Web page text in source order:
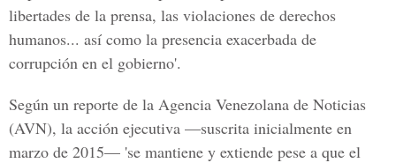
libertades de la prensa, las violaciones de derechos
humanos... así como la presencia exacerbada de
corrupción en el gobierno'.
Según un reporte de la Agencia Venezolana de Noticias
(AVN), la acción ejecutiva —suscrita inicialmente en
marzo de 2015— 'se mantiene y extiende pese a que el